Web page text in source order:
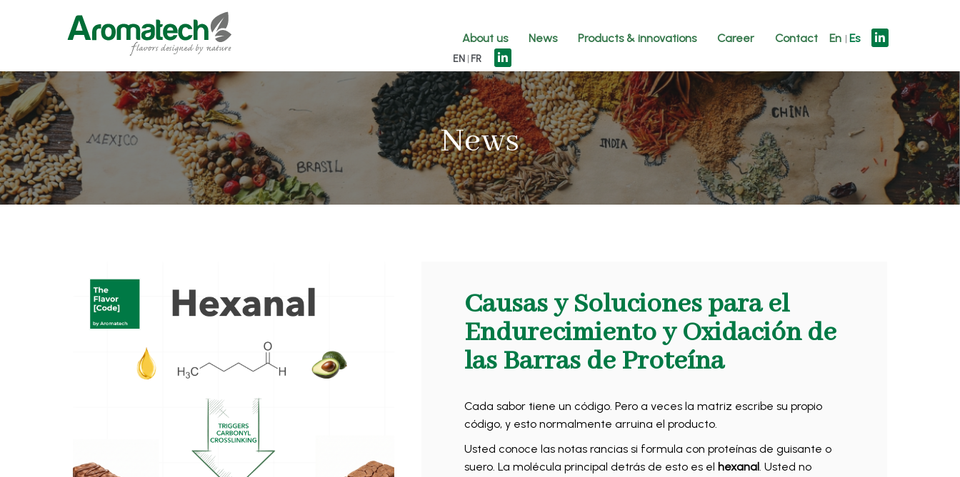
About us News Products & innovations Career Contact En Es
EN FR
News
Causas y Soluciones para el
Endurecimiento y Oxidación de
las Barras de Proteína
Cada sabor tiene un código. Pero a veces la matriz escribe su propio
código, y esto normalmente arruina el producto.
Usted conoce las notas rancias si formula con proteínas de guisante o
suero. La molécula principal detrás de esto es el hexanal. Usted no